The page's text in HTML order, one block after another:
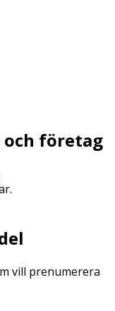
och företag
vill prenumerera